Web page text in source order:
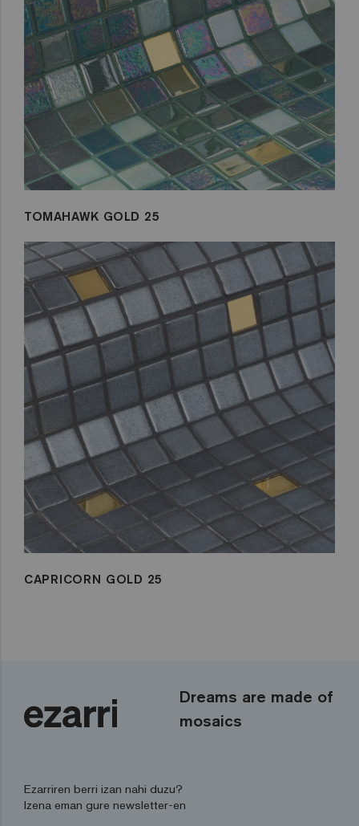
TOMAHAWK GOLD 25
CAPRICORN GOLD 25
Dreams are made of
mosaics
Ezarriren berri izan nahi duzu?
Izena eman gure newsletter-en